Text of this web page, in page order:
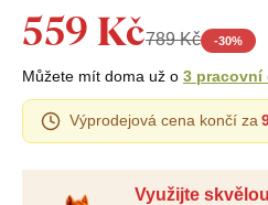
Využijte
559 Kč789 Kč -30%
Můžete mít doma už o 3 pracovní
Výprodejová cena končí za